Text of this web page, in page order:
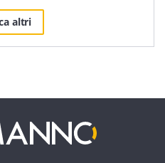
altri